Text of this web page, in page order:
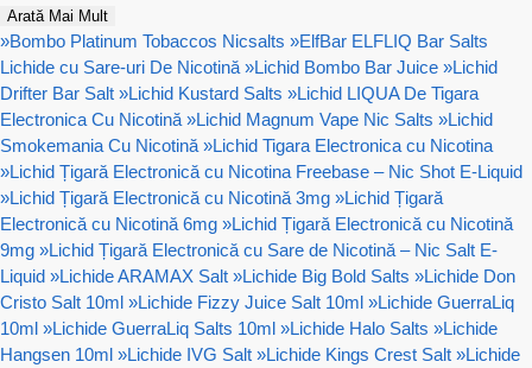
Arată Mai Mult
»Bombo Platinum Tobaccos Nicsalts »ElfBar ELFLIQ Bar Salts
Lichide cu Sare-uri De Nicotină »Lichid Bombo Bar Juice »Lichid
Drifter Bar Salt »Lichid Kustard Salts »Lichid LIQUA De Tigara
Electronica Cu Nicotină »Lichid Magnum Vape Nic Salts »Lichid
Smokemania Cu Nicotină »Lichid Tigara Electronica cu Nicotina
»Lichid Țigară Electronică cu Nicotina Freebase – Nic Shot E-Liquid
»Lichid Țigară Electronică cu Nicotină 3mg »Lichid Țigară
Electronică cu Nicotină 6mg »Lichid Țigară Electronică cu Nicotină
9mg »Lichid Țigară Electronică cu Sare de Nicotină – Nic Salt E-
Liquid »Lichide ARAMAX Salt »Lichide Big Bold Salts »Lichide Don
Cristo Salt 10ml »Lichide Fizzy Juice Salt 10ml »Lichide GuerraLiq
10ml »Lichide GuerraLiq Salts 10ml »Lichide Halo Salts »Lichide
Hangsen 10ml »Lichide IVG Salt »Lichide Kings Crest Salt »Lichide